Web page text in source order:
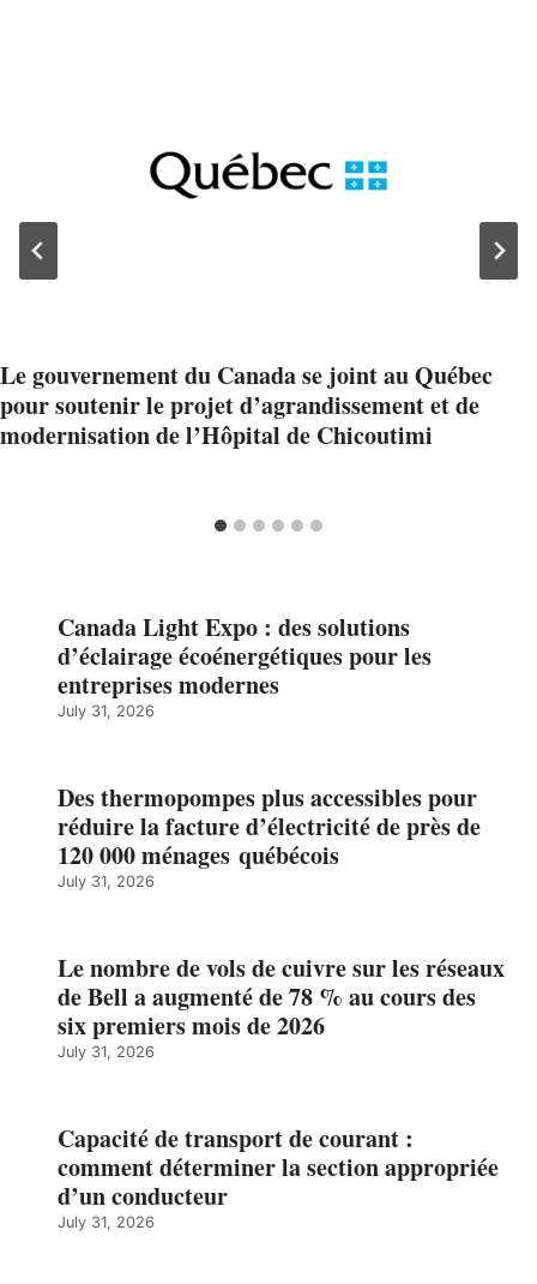
Le gouvernement du Canada se joint au Québec
pour soutenir le projet d’agrandissement et de
modernisation de l’Hôpital de Chicoutimi
Canada Light Expo : des solutions
d’éclairage écoénergétiques pour les
entreprises modernes
July 31, 2026
Des thermopompes plus accessibles pour
réduire la facture d’électricité de près de
120 000 ménages québécois
July 31, 2026
Le nombre de vols de cuivre sur les réseaux
de Bell a augmenté de 78 % au cours des
six premiers mois de 2026
July 31, 2026
Capacité de transport de courant :
comment déterminer la section appropriée
d’un conducteur
July 31, 2026